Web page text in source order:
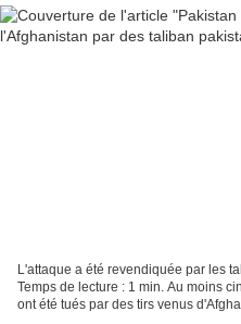
L'attaque a été revendiquée par les
Temps de lecture : 1 min. Au moins
ont été tués par des tirs venus